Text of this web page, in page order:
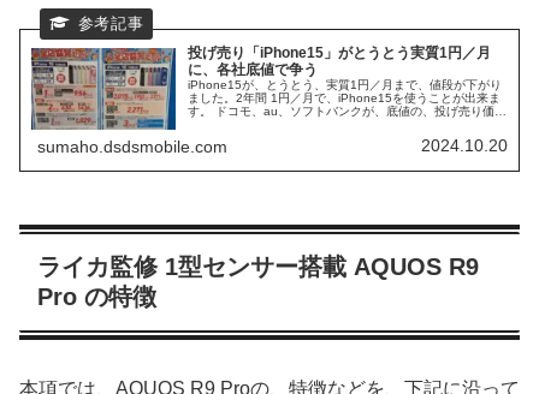
投げ売り「iPhone15」がとうとう実質1円／月
に、各社底値で争う
iPhone15が、とうとう、実質1円／月まで、値段が下がり
ました。2年間 1円／月で、iPhone15を使うことが出来ま
す。 ドコモ、au、ソフトバンクが、底値の、投げ売り価格
売された、iPhone16についても、各キャリアの、実売価格
が出揃っています。
sumaho.dsdsmobile.com 2024.10.20
ライカ監修 1型センサー搭載 AQUOS R9
Pro の特徴
本項では、AQUOS R9 Proの、特徴などを、下記に沿って